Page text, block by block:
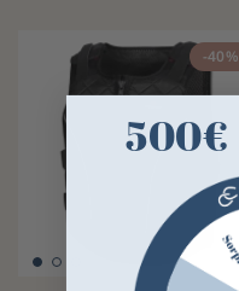
-40%
500€